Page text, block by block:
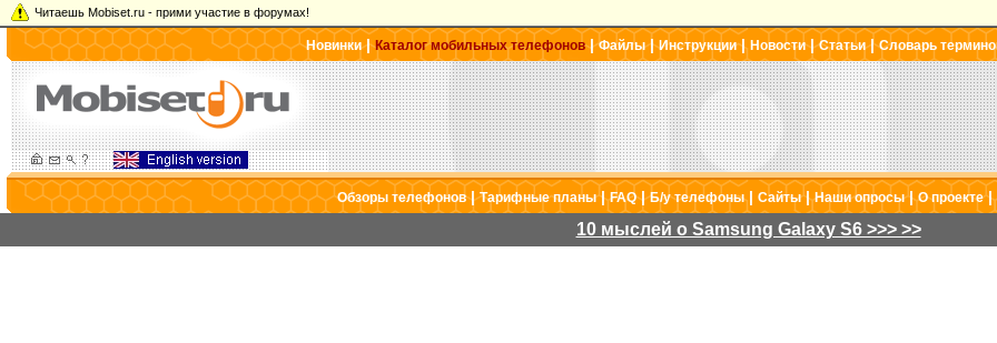
Читаешь Mobiset.ru - прими участие в форумах!
Новинки|Каталог мобильных телефонов|Файлы|Инструкции| Новости|Статьи|Словарь
Обзоры телефонов|Тарифные планы|FAQ|Б/у телефоны| Сайты|Наши опросы|О проекте|
10 мыслей о Samsung Galaxy S6 >>> >>